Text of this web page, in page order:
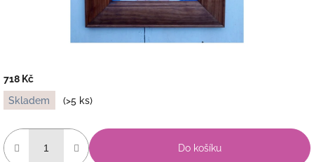
718 Kč
Měrná
cena:
Skladem (>5 ks)
Do košíku